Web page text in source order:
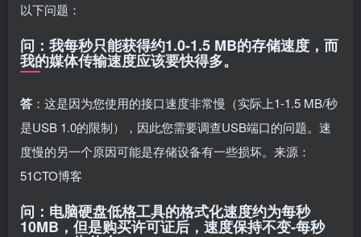
以下问题：
问：我每秒只能获得约1.0-1.5 MB的存储速度，而
我的媒体传输速度应该要快得多。
答 ：这是因为您使用的接口速度非常慢（实际上1-1.5 MB/秒
是USB 1.0的限制），因此您需要调查USB端口的问题。速
度慢的另一个原因可能是存储设备有一些损坏。来源：
51CTO博客
问：电脑硬盘低格工具的格式化速度约为每秒
10MB，但是购买许可证后，速度保持不变-每秒